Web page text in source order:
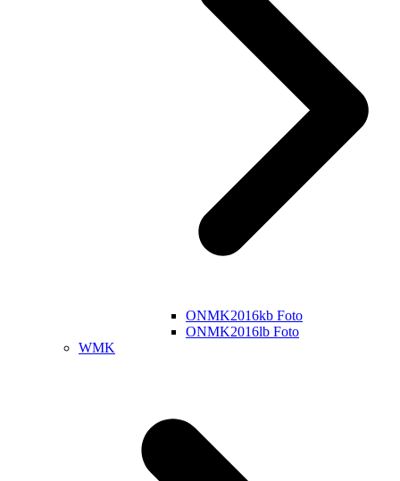
ONMK2016kb Foto
ONMK2016lb Foto
WMK